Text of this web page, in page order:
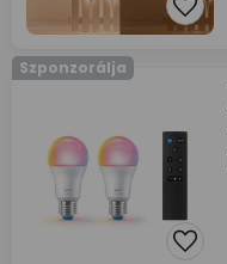
Szponzorálja